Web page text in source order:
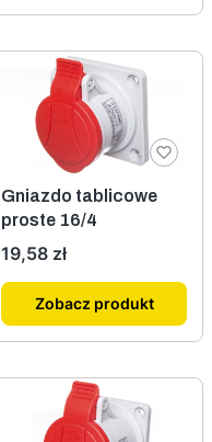
Gniazdo tablicowe
proste 16/4
Cena
19,58 zł
Zobacz produkt